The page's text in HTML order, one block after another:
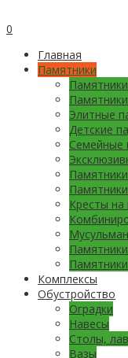
0
Главная
Памятники
Элитные
Детские
Семейные
Кресты
Комплексы
Обустройство
Оградки
Навесы
Столы,
Вазы